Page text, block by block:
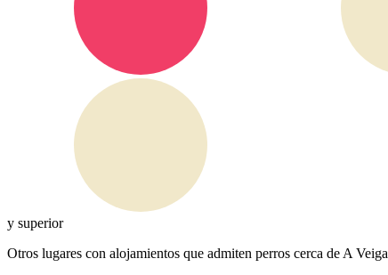
y superior
Otros lugares con alojamientos que admiten perros cerca de A